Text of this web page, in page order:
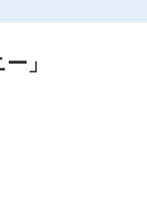
」